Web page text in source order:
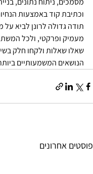
וכתיבת קוד באמצעות
תודה גדולה לרונן לביא על
מעמיק ופרקטי, ולכל
שאלו שאלות ולקחו חלק
הנושאים המשמעותיים
פוסטים אחרונים